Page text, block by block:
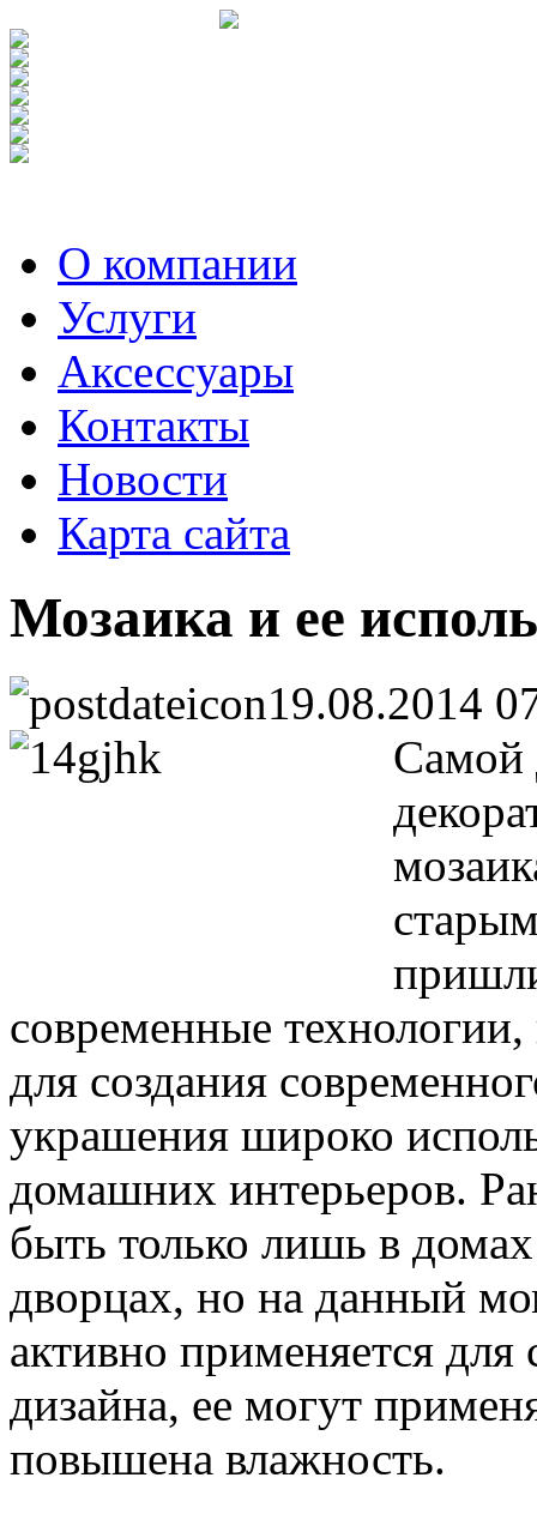
О компании
Услуги
Аксесcуары
Контакты
Новости
Карта сайта
Мозаика и ее
19.08.2014
Самой
современные
для создания
украшения широко
домашних интерьеров.
быть только лишь в
дворцах, но на данный
активно применяется для
дизайна, ее могут
повышена влажность.